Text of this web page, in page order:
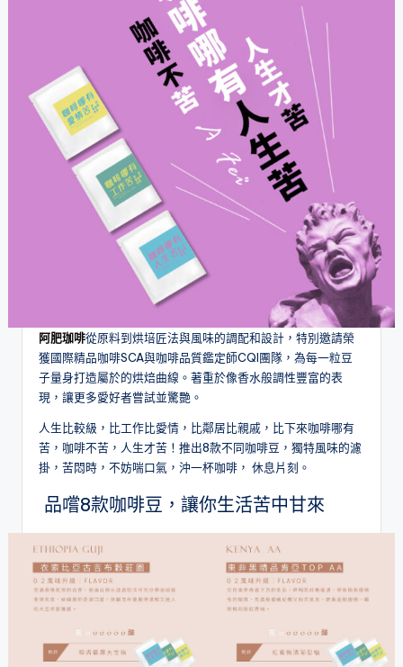
阿肥珈啡從原料到烘培匠法與風味的調配和設計，特別邀請榮
獲國際精品咖啡SCA與咖啡品質鑑定師CQI團隊，為每一粒豆
子量身打造屬於的烘焙曲線。著重於像香水般調性豐富的表
現，讓更多愛好者嘗試並驚艷。
人生比較級，比工作比愛情，比鄰居比親戚，比下來咖啡哪有
苦，咖啡不苦，人生才苦！推出8款不同咖啡豆，獨特風味的濾
掛，苦悶時，不妨喘口氣，沖一杯咖啡， 休息片刻。
品嚐8款咖啡豆，讓你生活苦中甘來